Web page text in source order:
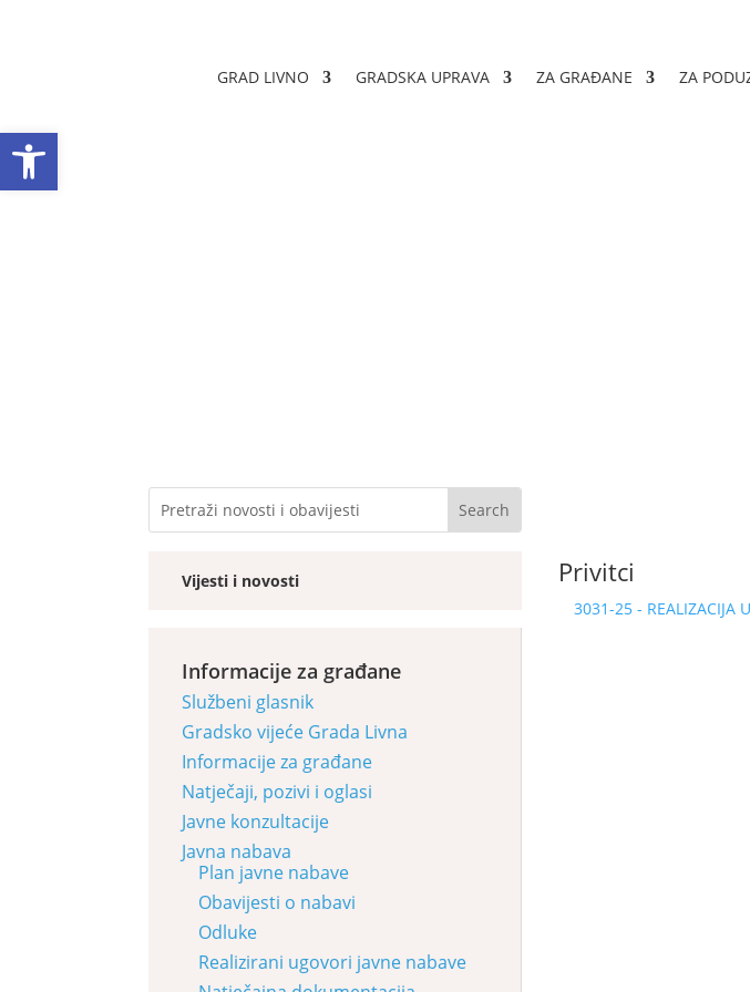
GRAD LIVNO GRADSKA UPRAVA ZA GRAĐANE ZA
Vijesti i novosti
Informacije za građane
Službeni glasnik
Gradsko vijeće Grada Livna
Informacije za građane
Natječaji, pozivi i oglasi
Javne konzultacije
Javna nabava
Plan javne nabave
Obavijesti o nabavi
Odluke
Realizirani ugovori javne nabave
Privitci
3031-25 - REALIZACIJA
Open toolbar